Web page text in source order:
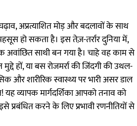
अप्रत्याशित मोड़ और बदलावों के साथ
हो सकता है। इस तेज़-तर्रार दुनिया में,
साथी बन गया है। चाहे वह काम से
हों, या बस रोजमर्रा की जिंदगी की उथल-
और शारीरिक स्वास्थ्य पर भारी असर डाल
यह व्यापक मार्गदर्शिका आपको तनाव को
करने के लिए प्रभावी रणनीतियों से